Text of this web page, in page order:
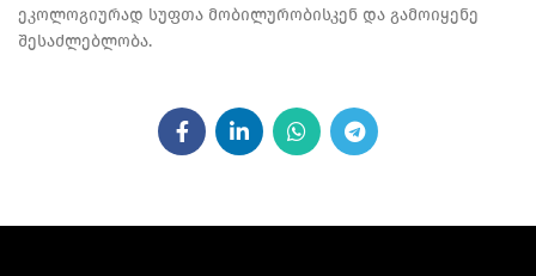
ეკოლოგიურად სუფთა მობილურობისკენ და გამოიყენე
შესაძლებლობა.